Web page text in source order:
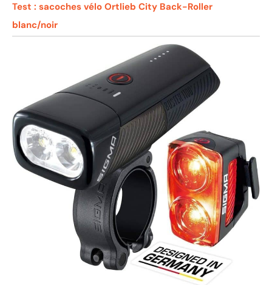
Test : sacoches vélo Ortlieb City Back-Roller
blanc/noir